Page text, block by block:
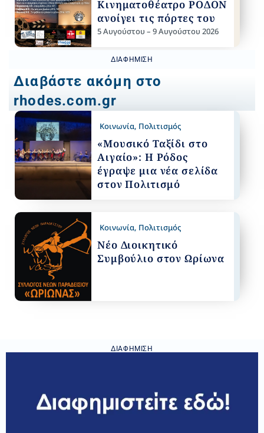
Κινηματοθέατρο ΡΟΔΟΝ
ανοίγει τις πόρτες του
5 Αυγούστου – 9 Αυγούστου 2026
ΔΙΑΦΉΜΙΣΗ
Διαβάστε ακόμη στο
rhodes.com.gr
Κοινωνία, Πολιτισμός
«Μουσικό Ταξίδι στο
Αιγαίο»: Η Ρόδος
έγραψε μια νέα σελίδα
στον Πολιτισμό
Κοινωνία, Πολιτισμός
Νέο Διοικητικό
Συμβούλιο στον Ωρίωνα
ΔΙΑΦΉΜΙΣΗ